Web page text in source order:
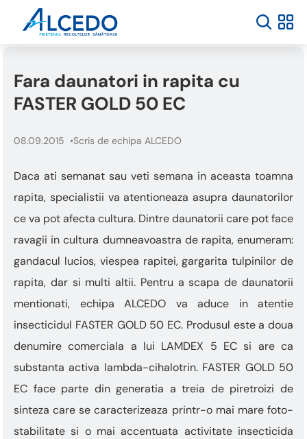
Fara daunatori in rapita cu
FASTER GOLD 50 EC
08.09.2015 Scris de echipa ALCEDO
Daca ati semanat sau veti semana in aceasta toamna
rapita, specialistii va atentioneaza asupra daunatorilor
ce va pot afecta cultura. Dintre daunatorii care pot face
ravagii in cultura dumneavoastra de rapita, enumeram:
gandacul lucios, viespea rapitei, gargarita tulpinilor de
rapita, dar si multi altii. Pentru a scapa de daunatorii
mentionati, echipa ALCEDO va aduce in atentie
insecticidul FASTER GOLD 50 EC. Produsul este a doua
denumire comerciala a lui LAMDEX 5 EC si are ca
substanta activa lambda-cihalotrin. FASTER GOLD 50
EC face parte din generatia a treia de piretroizi de
sinteza care se caracterizeaza printr-o mai mare foto-
stabilitate si o mai accentuata activitate insecticida